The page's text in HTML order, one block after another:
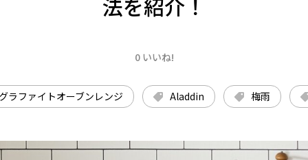
法を紹介！
0 いいね!
ラファイトオーブンレンジ Aladdin 梅雨